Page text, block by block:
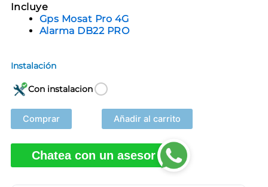
Incluye
Gps Mosat Pro 4G
Alarma DB22 PRO
Instalación
Con instalacion
Comprar Añadir al carrito
Chatea con un asesor